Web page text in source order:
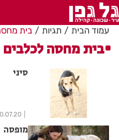
עמוד הבית תגיות בית
בית מחסה לכלבים
סיני
מופסה